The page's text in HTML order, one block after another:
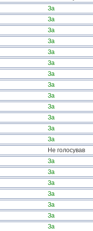
За
За
За
За
За
За
За
За
За
За
За
За
За
Не голосував
За
За
За
За
За
За
За